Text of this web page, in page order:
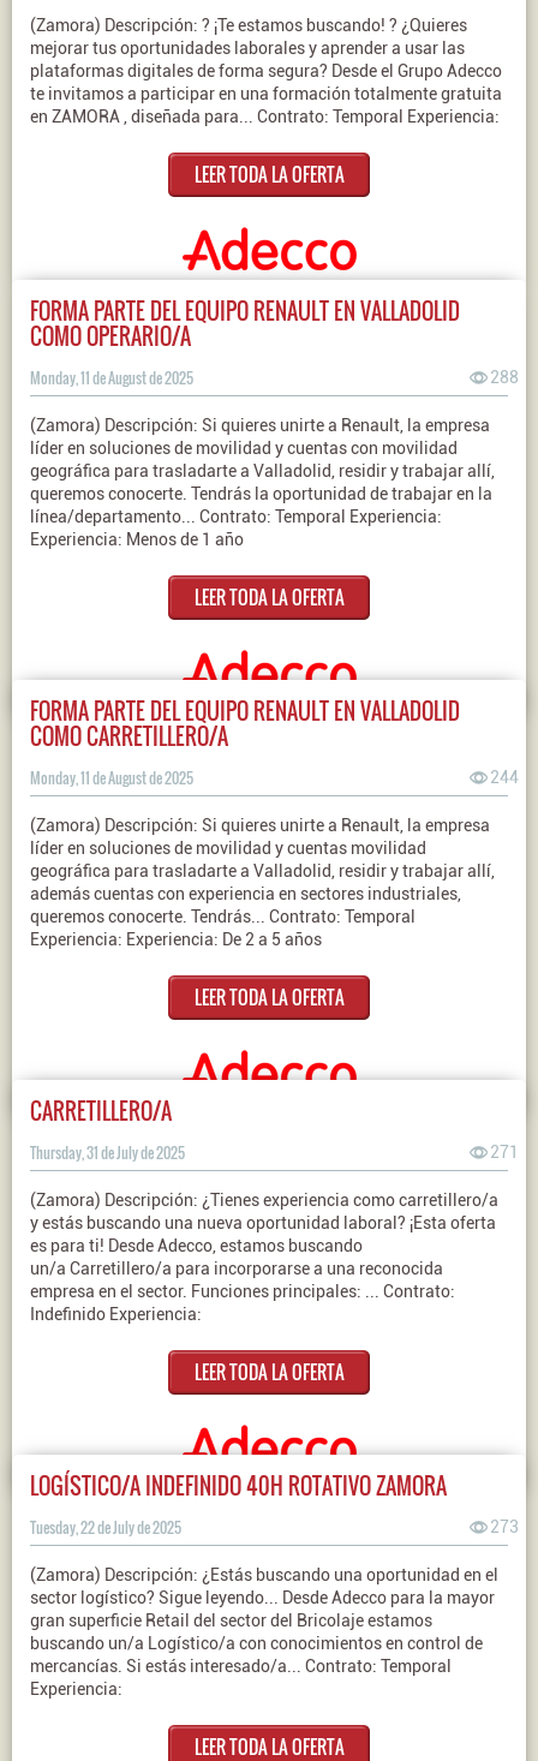
(Zamora) Descripción: ? ¡Te estamos buscando! ? ¿Quieres
mejorar tus oportunidades laborales y aprender a usar las
plataformas digitales de forma segura? Desde el Grupo Adecco
te invitamos a participar en una formación totalmente gratuita
en ZAMORA , diseñada para... Contrato: Temporal Experiencia:
LEER TODA LA OFERTA
FORMA PARTE DEL EQUIPO RENAULT EN VALLADOLID
COMO OPERARIO/A
Monday, 11 de August de 2025 288
(Zamora) Descripción: Si quieres unirte a Renault, la empresa
líder en soluciones de movilidad y cuentas con movilidad
geográfica para trasladarte a Valladolid, residir y trabajar allí,
queremos conocerte. Tendrás la oportunidad de trabajar en la
línea/departamento... Contrato: Temporal Experiencia:
Experiencia: Menos de 1 año
LEER TODA LA OFERTA
FORMA PARTE DEL EQUIPO RENAULT EN VALLADOLID
COMO CARRETILLERO/A
Monday, 11 de August de 2025 244
(Zamora) Descripción: Si quieres unirte a Renault, la empresa
líder en soluciones de movilidad y cuentas movilidad
geográfica para trasladarte a Valladolid, residir y trabajar allí,
además cuentas con experiencia en sectores industriales,
queremos conocerte. Tendrás... Contrato: Temporal
Experiencia: Experiencia: De 2 a 5 años
LEER TODA LA OFERTA
CARRETILLERO/A
Thursday, 31 de July de 2025 271
(Zamora) Descripción: ¿Tienes experiencia como carretillero/a
y estás buscando una nueva oportunidad laboral? ¡Esta oferta
es para ti! Desde Adecco, estamos buscando
un/a Carretillero/a para incorporarse a una reconocida
empresa en el sector. Funciones principales: ... Contrato:
Indefinido Experiencia:
LEER TODA LA OFERTA
LOGÍSTICO/A INDEFINIDO 40H ROTATIVO ZAMORA
Tuesday, 22 de July de 2025 273
(Zamora) Descripción: ¿Estás buscando una oportunidad en el
sector logístico? Sigue leyendo... Desde Adecco para la mayor
gran superficie Retail del sector del Bricolaje estamos
buscando un/a Logístico/a con conocimientos en control de
mercancías. Si estás interesado/a... Contrato: Temporal
Experiencia:
LEER TODA LA OFERTA